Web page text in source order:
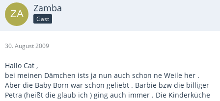
Zamba
Gast
30. August 2009
Hallo Cat ,
bei meinen Dämchen ists ja nun auch schon ne Weile her .
Aber die Baby Born war schon geliebt . Barbie bzw die billiger
Petra (heißt die glaub ich ) ging auch immer . Die Kinderküche